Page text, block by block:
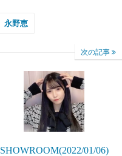
永野恵
次の記事
SHOWROOM(2022/01/06)